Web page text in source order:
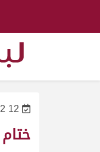
12 Nov , 2022